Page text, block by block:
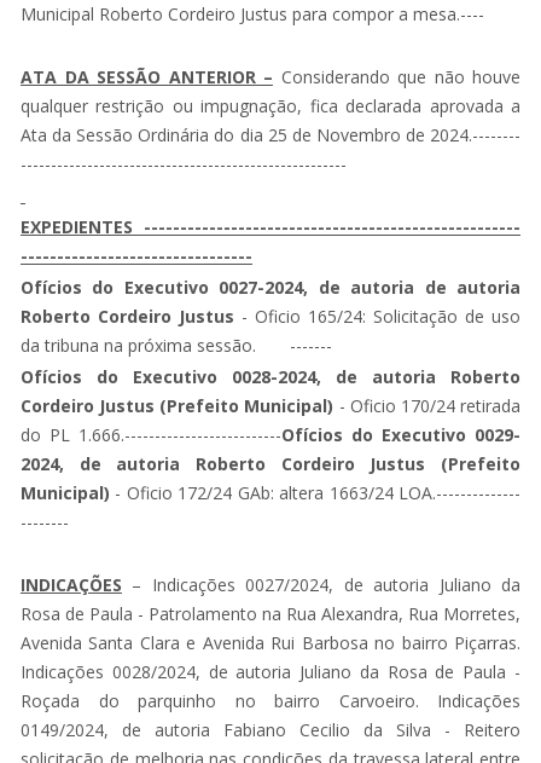
Municipal Roberto Cordeiro Justus para compor a mesa.----
ATA DA SESSÃO ANTERIOR – Considerando que não houve
qualquer restrição ou impugnação, fica declarada aprovada a
Ata da Sessão Ordinária do dia 25 de Novembro de 2024.--------
------------------------------------------------------
EXPEDIENTES ----------------------------------------------------
--------------------------------
Ofícios do Executivo 0027-2024, de autoria de autoria
Roberto Cordeiro Justus - Oficio 165/24: Solicitação de uso
da tribuna na próxima sessão. -------
Ofícios do Executivo 0028-2024, de autoria Roberto
Cordeiro Justus (Prefeito Municipal) - Oficio 170/24 retirada
do PL 1.666.--------------------------Ofícios do Executivo 0029-
2024, de autoria Roberto Cordeiro Justus (Prefeito
Municipal) - Oficio 172/24 GAb: altera 1663/24 LOA.--------------
--------
INDICAÇÕES – Indicações 0027/2024, de autoria Juliano da
Rosa de Paula - Patrolamento na Rua Alexandra, Rua Morretes,
Avenida Santa Clara e Avenida Rui Barbosa no bairro Piçarras.
Indicações 0028/2024, de autoria Juliano da Rosa de Paula -
Roçada do parquinho no bairro Carvoeiro. Indicações
0149/2024, de autoria Fabiano Cecilio da Silva - Reitero